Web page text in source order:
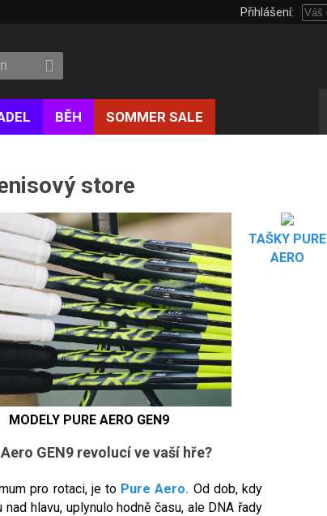
Přihlášení:
BĚH SOMMER SALE
store
MODELY PURE AERO GEN9
TAŠKY PURE
AERO
GEN9 revolucí ve vaší hře?
pro rotaci, je to Pure Aero. Od dob, kdy
hlavu, uplynulo hodně času, ale DNA řady